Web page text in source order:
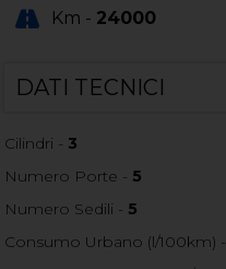
Km - 24000
DATI TECNICI
Cilindri - 3
Numero Porte - 5
Numero Sedili - 5
Consumo Urbano (l/100km) -